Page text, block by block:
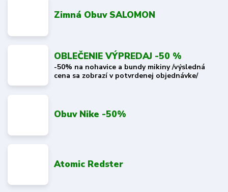
Zimná Obuv SALOMON
OBLEČENIE VÝPREDAJ -50 %
-50% na nohavice a bundy mikiny /výsledná
cena sa zobrazí v potvrdenej objednávke/
Obuv Nike -50%
Atomic Redster